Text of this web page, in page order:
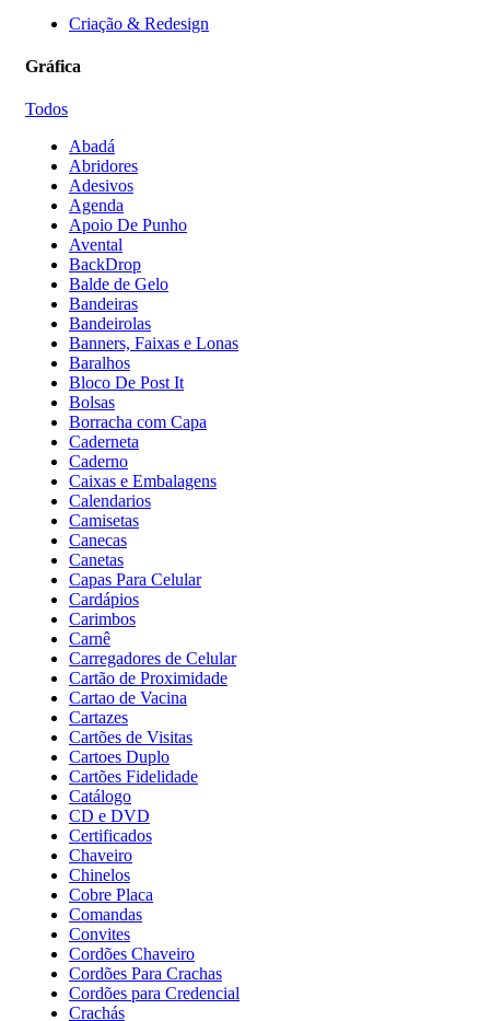
Criação & Redesign
Gráfica
Todos
Abadá
Abridores
Adesivos
Agenda
Apoio De Punho
Avental
BackDrop
Balde de Gelo
Bandeiras
Bandeirolas
Banners, Faixas e Lonas
Baralhos
Bloco De Post It
Bolsas
Borracha com Capa
Caderneta
Caderno
Caixas e Embalagens
Calendarios
Camisetas
Canecas
Canetas
Capas Para Celular
Cardápios
Carimbos
Carnê
Carregadores de Celular
Cartão de Proximidade
Cartao de Vacina
Cartazes
Cartões de Visitas
Cartoes Duplo
Cartões Fidelidade
Catálogo
CD e DVD
Certificados
Chaveiro
Chinelos
Cobre Placa
Comandas
Convites
Cordões Chaveiro
Cordões Para Crachas
Cordões para Credencial
Crachás